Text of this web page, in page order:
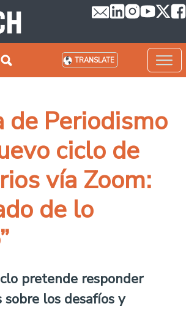
TRANSLATE
de Periodismo
ciclo de
vía Zoom:
de lo
pretende responder
los desafíos y